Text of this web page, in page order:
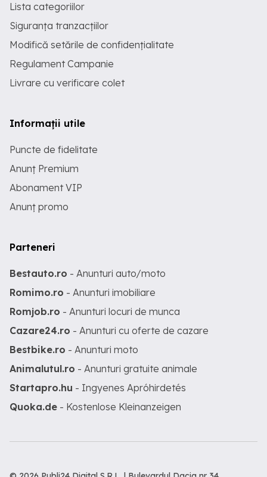
Lista categoriilor
Siguranța tranzacțiilor
Modifică setările de confidențialitate
Regulament Campanie
Livrare cu verificare colet
Informații utile
Puncte de fidelitate
Anunț Premium
Abonament VIP
Anunț promo
Parteneri
Bestauto.ro - Anunturi auto/moto
Romimo.ro - Anunturi imobiliare
Romjob.ro - Anunturi locuri de munca
Cazare24.ro - Anunturi cu oferte de cazare
Bestbike.ro - Anunturi moto
Animalutul.ro - Anunturi gratuite animale
Startapro.hu - Ingyenes Apróhirdetés
Quoka.de - Kostenlose Kleinanzeigen